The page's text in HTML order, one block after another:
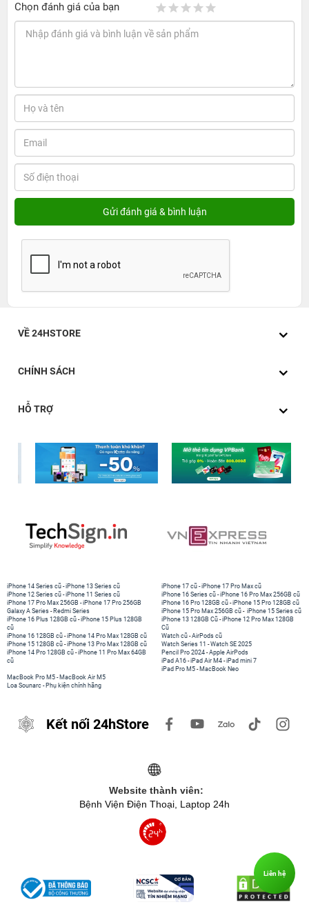
Chọn đánh giá của bạn
VỀ 24HSTORE
CHÍNH SÁCH
HỖ TRỢ
iPhone 14 Series cũ -iPhone 13 Series cũ
iPhone 12 Series cũ -iPhone 11 Series cũ
iPhone 17 Pro Max 256GB -iPhone 17 Pro 256GB
Galaxy A Series - Redmi Series
iPhone 17 cũ -iPhone 17 Pro Max cũ
iPhone 16 Series cũ - iPhone 16 Pro Max 256GB cũ
iPhone 16 Pro 128GB cũ -iPhone 15 Pro 128GB cũ
iPhone 15 Pro Max 256GB cũ - iPhone 15 Series cũ
iPhone 16 Plus 128GB cũ -iPhone 15 Plus 128GB
cũ
iPhone 16 128GB cũ -iPhone 14 Pro Max 128GB cũ
iPhone 15 128GB cũ -iPhone 13 Pro Max 128GB cũ
iPhone 14 Pro 128GB cũ -iPhone 11 Pro Max 64GB
cũ
iPhone 13 128GB Cũ -iPhone 12 Pro Max 128GB
Cũ
Watch cũ -AirPods cũ
Watch Series 11 -Watch SE 2025
Pencil Pro 2024 -Apple AirPods
iPad A16 -iPad Air M4 -iPad mini 7
iPad Pro M5 - MacBook Neo
MacBook Pro M5 - MacBook Air M5
Loa Sounarc - Phụ kiện chính hãng
Kết nối 24hStore
Website thành viên:
Bệnh Viện Điện Thoại, Laptop 24h
Liên hệ